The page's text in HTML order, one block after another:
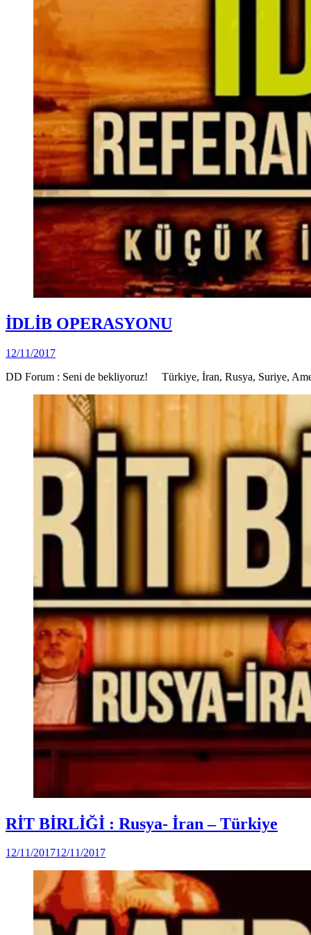
Posted
in
Türkiye
(Video)
İDLİB OPERASYONU
by
12/11/2017
DD Forum : Seni de bekliyoruz! Türkiye, İran, Rusya, Suriye,
Posted
in
Dünya
(Video)
RİT BİRLİĞİ : Rusya- İran – Türkiye
by
12/11/201712/11/2017